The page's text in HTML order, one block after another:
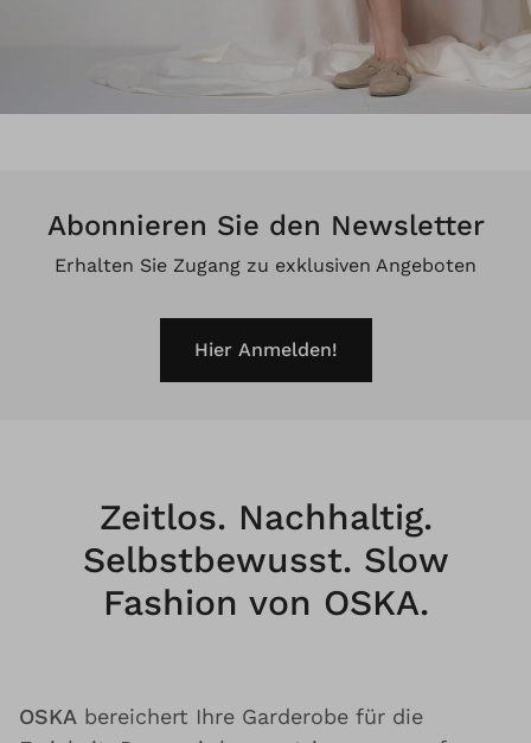
Abonnieren Sie den Newsletter
Erhalten Sie Zugang zu exklusiven Angeboten
Hier Anmelden!
Zeitlos. Nachhaltig.
Selbstbewusst. Slow
Fashion von OSKA.
OSKA bereichert Ihre Garderobe für die